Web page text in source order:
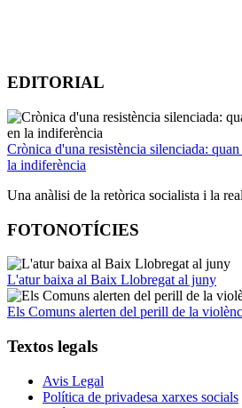
EDITORIAL
Crònica d'una resistència silenciada:
la indiferència
Una anàlisi de la retòrica socialista i la
FOTONOTÍCIES
L'atur baixa al Baix Llobregat al juny
Els Comuns alerten del perill de la
Textos legals
Avis Legal
Política de privadesa xarxes socials